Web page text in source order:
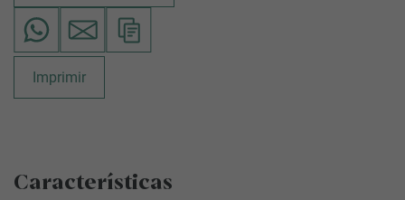
Imprimir
Características